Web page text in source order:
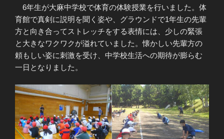
6年生が大麻中学校で体育の体験授業を行いました。体
育館で真剣に説明を聞く姿や、グラウンドで1年生の先輩
方と向き合ってストレッチをする表情には、少しの緊張
と大きなワクワクが溢れていました。懐かしい先輩方の
頼もしい姿に刺激を受け、中学校生活への期待が膨らむ
一日となりました。